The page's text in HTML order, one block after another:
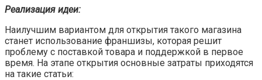
Реализация идеи:
Наилучшим вариантом для открытия такого магазина
станет использование франшизы, которая решит
проблему с поставкой товара и поддержкой в первое
время. На этапе открытия основные затраты приходятся
на такие статьи: